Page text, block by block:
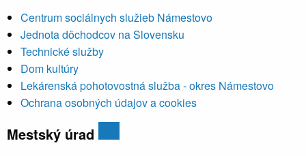
Centrum sociálnych služieb Námestovo
Jednota dôchodcov na Slovensku
Technické služby
Dom kultúry
Lekárenská pohotovostná služba - okres Námestovo
Ochrana osobných údajov a cookies
Mestský úrad